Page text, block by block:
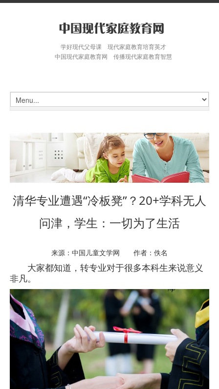
学好现代父母课 现代家庭教育培育英才
中国现代家庭教育网 传播现代家庭教育智慧
清华专业遭遇“冷板凳”？20+学科无人
问津，学生：一切为了生活
来源：中国儿童文学网 作者：佚名
大家都知道，转专业对于很多本科生来说意义
非凡。